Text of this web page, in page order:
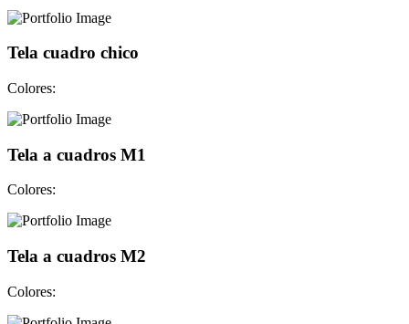
Tela cuadro chico
Colores:
Tela a cuadros M1
Colores:
Tela a cuadros M2
Colores: